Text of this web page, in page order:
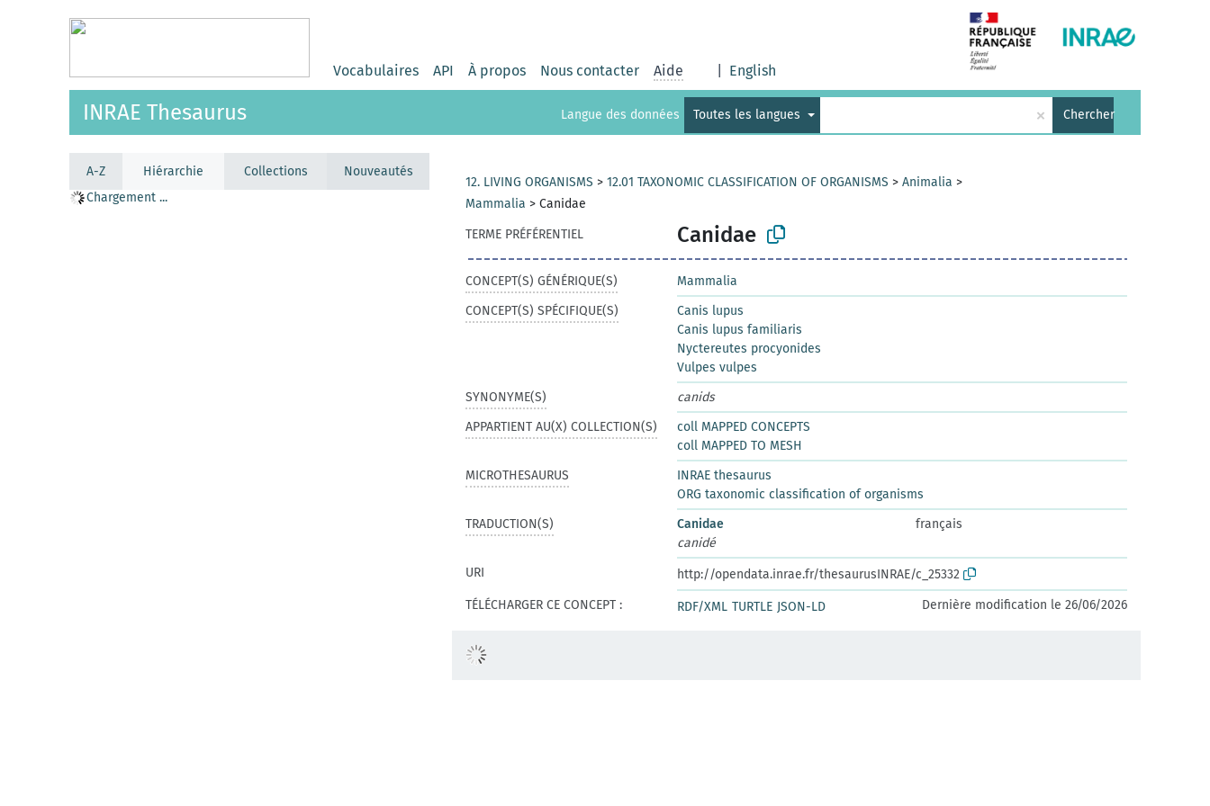
Vocabulaires API À propos Nous contacter Aide English
INRAE Thesaurus Langue des données Toutes les langues × Chercher
A-Z Hiérarchie Collections
Nouveautés
Chargement ...
12. LIVING ORGANISMS > 12.01 TAXONOMIC CLASSIFICATION OF ORGANISMS > Animalia >
Mammalia > Canidae
TERME PRÉFÉRENTIEL
Canidae
CONCEPT(S) GÉNÉRIQUE(S)
Mammalia
CONCEPT(S) SPÉCIFIQUE(S)
Canis lupus
Canis lupus familiaris
Nyctereutes procyonides
Vulpes vulpes
SYNONYME(S)
canids
APPARTIENT AU(X) COLLECTION(S)
coll MAPPED CONCEPTS
coll MAPPED TO MESH
MICROTHESAURUS
INRAE thesaurus
ORG taxonomic classification of organisms
TRADUCTION(S)
Canidae
français
canidé
URI
http://opendata.inrae.fr/thesaurusINRAE/c_25332
TÉLÉCHARGER CE CONCEPT :
RDF/XML TURTLE JSON-LD Dernière modification le 26/06/2026